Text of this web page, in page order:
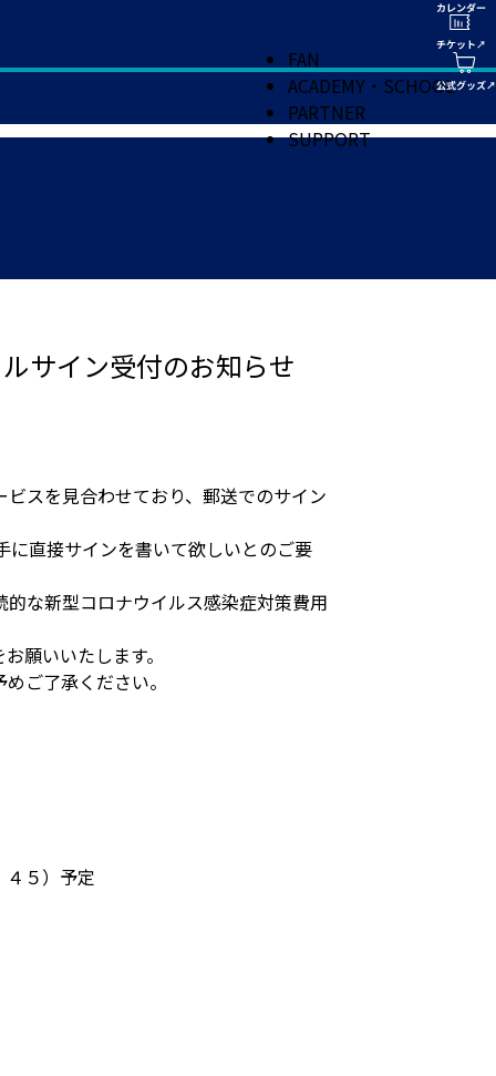
FAN
ACADEMY・SCHOOL
PARTNER
SUPPORT
サイン受付のお知らせ
スを見合わせており、郵送でのサイン
に直接サインを書いて欲しいとのご要
な新型コロナウイルス感染症対策費用
願いいたします。
ご了承ください。
４５）予定